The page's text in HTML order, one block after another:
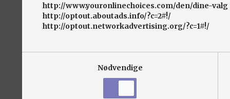
http://www.youronlinechoices.com/den/dine-valg
http://optout.aboutads.info/?c=2#!/
http://optout.networkadvertising.org/?c=1#!/
Nødvendige